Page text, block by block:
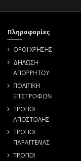
Πληροφορίες
ΟΡΟΙ ΧΡΗΣΗΣ
ΔΗΛΩΣΗ
ΑΠΟΡΡΗΤΟΥ
ΠΟΛΙΤΙΚΗ
ΕΠΙΣΤΡΟΦΩΝ
ΤΡΟΠΟΙ
ΑΠΟΣΤΟΛΗΣ
ΤΡΟΠΟΙ
ΠΑΡΑΓΓΕΛΙΑΣ
ΤΡΟΠΟΙ